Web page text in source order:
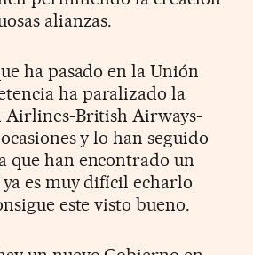
alianzas.
ha pasado en la Unión
ha paralizado la
Airlines-British Airways-
y lo han seguido
que han encontrado un
es muy difícil echarlo
este visto bueno.